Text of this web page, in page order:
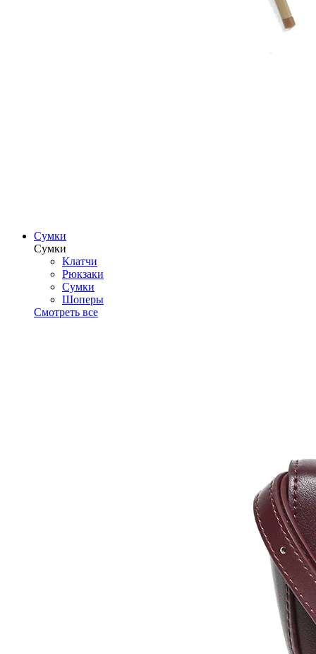
Сумки
Сумки
Клатчи
Рюкзаки
Сумки
Шоперы
Смотреть все